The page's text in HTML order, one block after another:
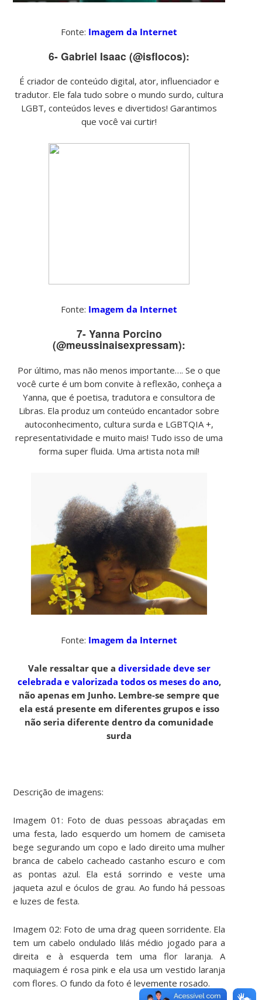
Fonte: Imagem da Internet
6- Gabriel Isaac (@isflocos):
É criador de conteúdo digital, ator, influenciador e
tradutor. Ele fala tudo sobre o mundo surdo, cultura
LGBT, conteúdos leves e divertidos! Garantimos
que você vai curtir!
Fonte: Imagem da Internet
7- Yanna Porcino
(@meussinaisexpressam):
Por último, mas não menos importante…. Se o que
você curte é um bom convite à reflexão, conheça a
Yanna, que é poetisa, tradutora e consultora de
Libras. Ela produz um conteúdo encantador sobre
autoconhecimento, cultura surda e LGBTQIA +,
representatividade e muito mais! Tudo isso de uma
forma super fluida. Uma artista nota mil!
Fonte: Imagem da Internet
Vale ressaltar que a diversidade deve ser
celebrada e valorizada todos os meses do ano,
não apenas em Junho. Lembre-se sempre que
ela está presente em diferentes grupos e isso
não seria diferente dentro da comunidade
surda
Descrição de imagens:
Imagem 01: Foto de duas pessoas abraçadas em
uma festa, lado esquerdo um homem de camiseta
bege segurando um copo e lado direito uma mulher
branca de cabelo cacheado castanho escuro e com
as pontas azul. Ela está sorrindo e veste uma
jaqueta azul e óculos de grau. Ao fundo há pessoas
e luzes de festa.
Imagem 02: Foto de uma drag queen sorridente. Ela
tem um cabelo ondulado lilás médio jogado para a
direita e à esquerda tem uma flor laranja. A
maquiagem é rosa pink e ela usa um vestido laranja
com flores. O fundo da foto é levemente rosado.